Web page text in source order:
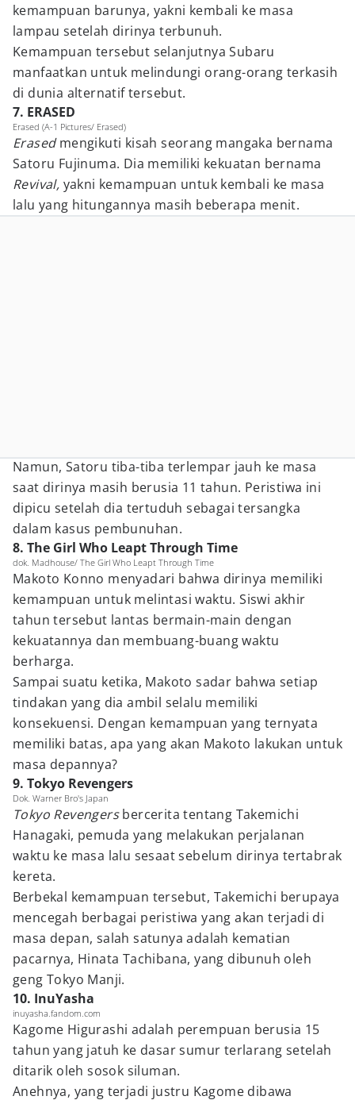
kemampuan barunya, yakni kembali ke masa
lampau setelah dirinya terbunuh.
Kemampuan tersebut selanjutnya Subaru
manfaatkan untuk melindungi orang-orang terkasih
di dunia alternatif tersebut.
7. ERASED
Erased (A-1 Pictures/ Erased)
Erasedmengikuti kisah seorang mangaka bernama
Satoru Fujinuma. Dia memiliki kekuatan bernama
Revival, yakni kemampuan untuk kembali ke masa
lalu yang hitungannya masih beberapa menit.
Namun, Satoru tiba-tiba terlempar jauh ke masa
saat dirinya masih berusia 11 tahun. Peristiwa ini
dipicu setelah dia tertuduh sebagai tersangka
dalam kasus pembunuhan.
8. The Girl Who Leapt Through Time
dok. Madhouse/ The Girl Who Leapt Through Time
Makoto Konno menyadari bahwa dirinya memiliki
kemampuan untuk melintasi waktu. Siswi akhir
tahun tersebut lantas bermain-main dengan
kekuatannya dan membuang-buang waktu
berharga.
Sampai suatu ketika, Makoto sadar bahwa setiap
tindakan yang dia ambil selalu memiliki
konsekuensi. Dengan kemampuan yang ternyata
memiliki batas, apa yang akan Makoto lakukan untuk
masa depannya?
9. Tokyo Revengers
Dok. Warner Bro's Japan
Tokyo Revengersbercerita tentang Takemichi
Hanagaki, pemuda yang melakukan perjalanan
waktu ke masa lalu sesaat sebelum dirinya tertabrak
kereta.
Berbekal kemampuan tersebut, Takemichi berupaya
mencegah berbagai peristiwa yang akan terjadi di
masa depan, salah satunya adalah kematian
pacarnya, Hinata Tachibana, yang dibunuh oleh
geng Tokyo Manji.
10. InuYasha
inuyasha.fandom.com
Kagome Higurashi adalah perempuan berusia 15
tahun yang jatuh ke dasar sumur terlarang setelah
ditarik oleh sosok siluman.
Anehnya, yang terjadi justru Kagome dibawa